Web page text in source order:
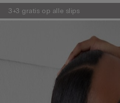
3+3 gratis op alle slips